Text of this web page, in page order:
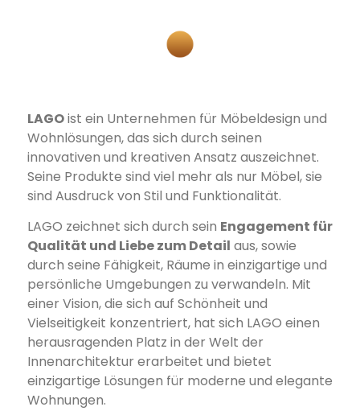
LAGOist ein Unternehmen für Möbeldesign und
Wohnlösungen, das sich durch seinen
innovativen und kreativen Ansatz auszeichnet.
Seine Produkte sind viel mehr als nur Möbel, sie
sind Ausdruck von Stil und Funktionalität.
LAGO zeichnet sich durch sein Engagement für
Qualität und Liebe zum Detail aus, sowie
durch seine Fähigkeit, Räume in einzigartige und
persönliche Umgebungen zu verwandeln. Mit
einer Vision, die sich auf Schönheit und
Vielseitigkeit konzentriert, hat sich LAGO einen
herausragenden Platz in der Welt der
Innenarchitektur erarbeitet und bietet
einzigartige Lösungen für moderne und elegante
Wohnungen.